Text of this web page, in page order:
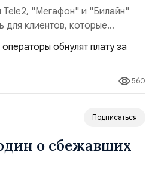
Tele2, "Мегафон" и "Билайн"
для клиентов, которые
обнуляет стоимость
посольства РФ в
в РФ, а также на горячую
сообщили РИА
операторов. Ранее в
об об...
560
Подписаться
о сбежавших